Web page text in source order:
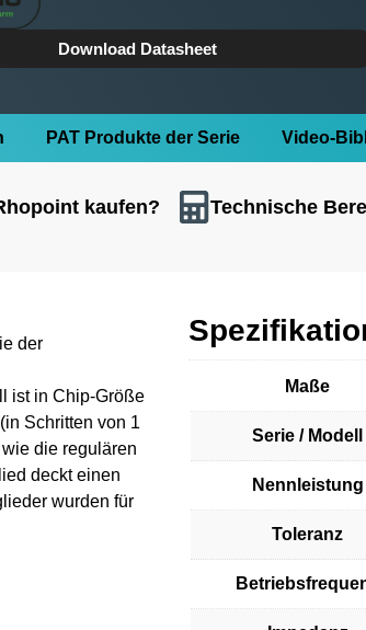
Download Datasheet
PAT Produkte der Serie Video-
kaufen? Technische
der
ist in Chip-Größe
Schritten von 1
die regulären
deckt einen
wurden für
Maße
Serie / Modell
Nennleistung
Toleranz